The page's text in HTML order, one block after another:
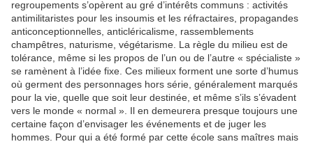
regroupements s’opèrent au gré d’intérêts communs : activités
antimilitaristes pour les insoumis et les réfractaires, propagandes
anticonceptionnelles, anticléricalisme, rassemblements
champêtres, naturisme, végétarisme. La règle du milieu est de
tolérance, même si les propos de l’un ou de l’autre « spécialiste »
se ramènent à l’idée fixe. Ces milieux forment une sorte d’humus
où germent des personnages hors série, généralement marqués
pour la vie, quelle que soit leur destinée, et même s’ils s’évadent
vers le monde « normal ». Il en demeurera presque toujours une
certaine façon d’envisager les événements et de juger les
hommes. Pour qui a été formé par cette école sans maîtres mais